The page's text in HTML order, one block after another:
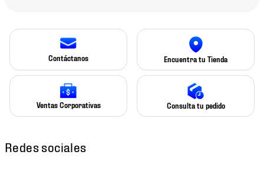
Contáctanos Encuentra tu Tienda
Ventas Corporativas Consulta tu pedido
Redes sociales